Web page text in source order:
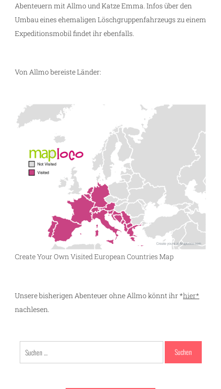
Abenteuern mit Allmo und Katze Emma. Infos über den
Umbau eines ehemaligen Löschgruppenfahrzeugs zu einem
Expeditionsmobil findet ihr ebenfalls.
Von Allmo bereiste Länder:
Create Your Own Visited European Countries Map
Unsere bisherigen Abenteuer ohne Allmo könnt ihr *hier*
nachlesen.
nach: